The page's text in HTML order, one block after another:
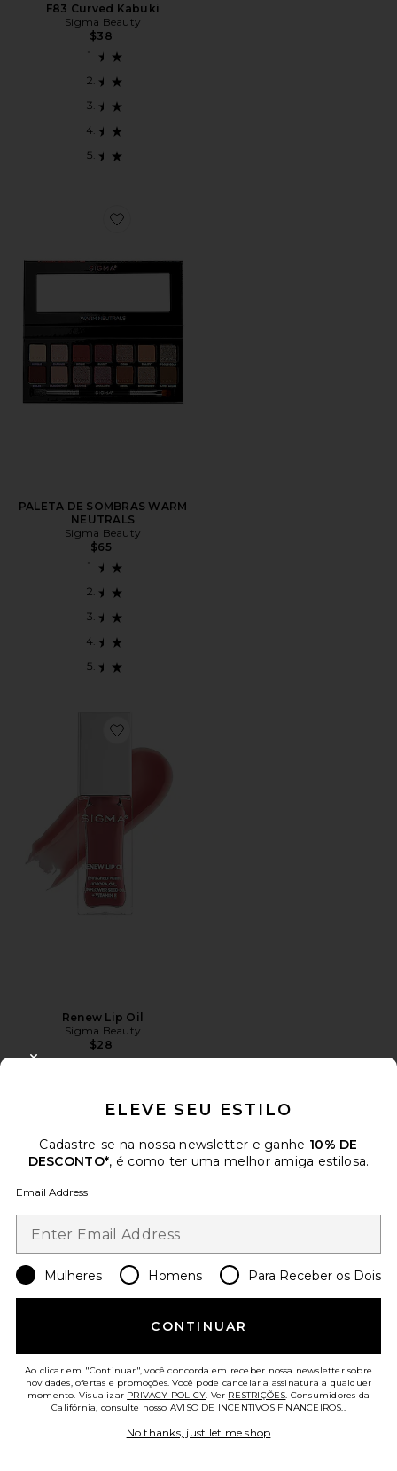
F83 Curved Kabuki
Sigma Beauty
$38
Favorite PALETA DE SOMBRAS WARM NEUTRALS
PALETA DE SOMBRAS WARM
NEUTRALS
Sigma Beauty
$65
Favorite Renew Lip Oil
Renew Lip Oil
Sigma Beauty
$28
Favorite LIMPADOR DE PINCÉIS SWITCH
ELEVE SEU ESTILO
Cadastre-se na nossa newsletter e ganhe 10% DE
DESCONTO*, é como ter uma melhor amiga estilosa.
Email Address
Mulheres Homens Para Receber os Dois
CONTINUAR
Ao clicar em "Continuar", você concorda em receber nossa newsletter sobre
novidades, ofertas e promoções. Você pode cancelar a assinatura a qualquer
momento. Visualizar PRIVACY POLICY. Ver RESTRIÇÕES. Consumidores da
Califórnia, consulte nosso AVISO DE INCENTIVOS FINANCEIROS..
No thanks, just let me shop